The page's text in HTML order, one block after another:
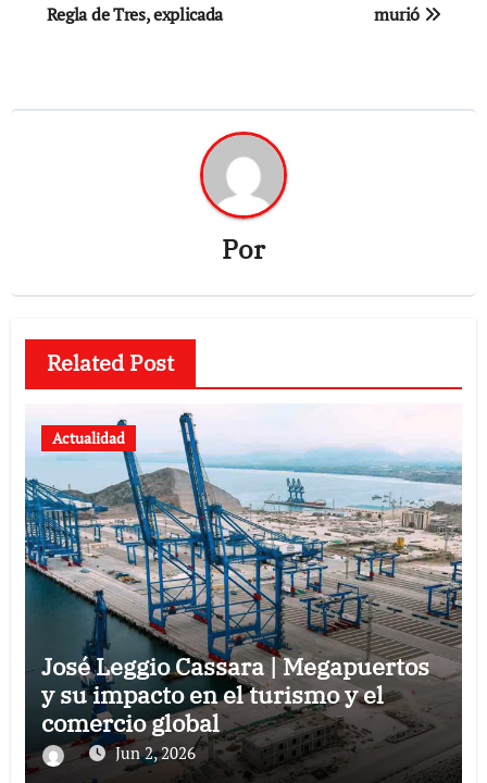
Regla de Tres, explicada
murió
Por
Related Post
Actualidad
José Leggio Cassara | Megapuertos
y su impacto en el turismo y el
comercio global
Jun 2, 2026